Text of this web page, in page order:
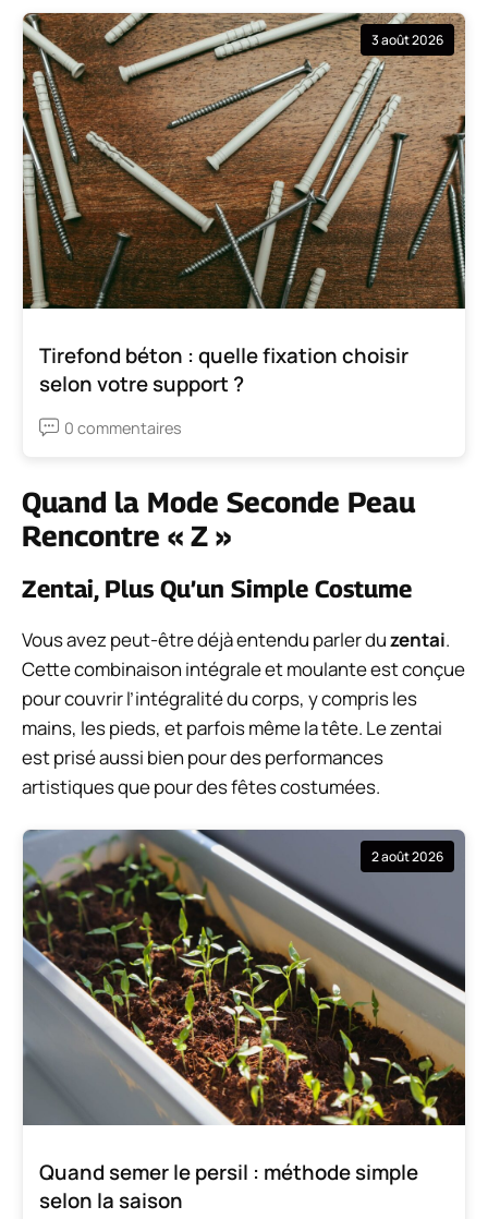
3 août 2026
Tirefond béton : quelle fixation choisir
selon votre support ?
0 commentaires
Quand la Mode Seconde Peau
Rencontre « Z »
Zentai, Plus Qu’un Simple Costume
Vous avez peut-être déjà entendu parler duzentai.
Cette combinaison intégrale et moulante est conçue
pour couvrir l’intégralité du corps, y compris les
mains, les pieds, et parfois même la tête. Le zentai
est prisé aussi bien pour des performances
artistiques que pour des fêtes costumées.
2 août 2026
Quand semer le persil : méthode simple
selon la saison